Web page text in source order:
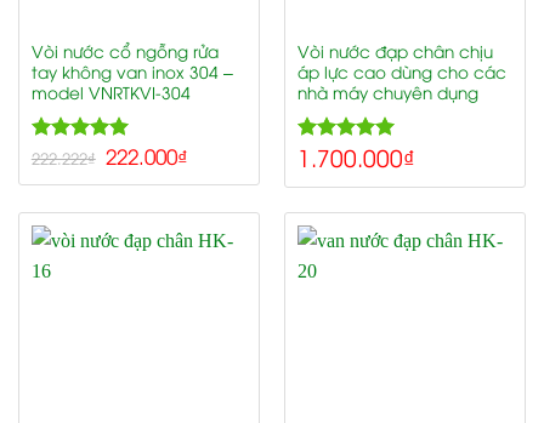
Vòi nước cổ ngỗng rửa
tay không van inox 304 –
model VNRTKVI-304
Rated5.00
222.222₫ 222.000₫
Vòi nước đạp chân chịu
áp lực cao dùng cho các
nhà máy chuyên dụng
Rated5.00
out of 5
1.700.000₫